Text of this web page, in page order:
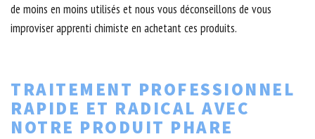
de moins en moins utilisés et nous vous déconseillons de vous
improviser apprenti chimiste en achetant ces produits.
TRAITEMENT PROFESSIONNEL
RAPIDE ET RADICAL AVEC
NOTRE PRODUIT PHARE